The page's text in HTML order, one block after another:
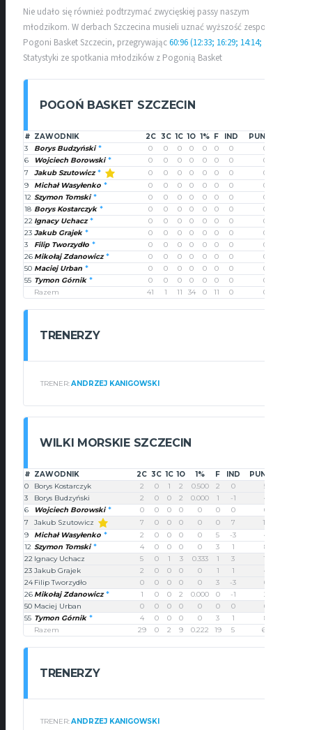
Nie udało się również podtrzymać zwycięskiej passy naszym
młodzikom. W derbach Szczecina musieli uznać wyższość zespołu
Pogoni Basket Szczecin, przegrywając60:96 (12:33; 16:29; 14:14; 18:20)
Statystyki ze spotkania młodzików z Pogonią Basket
POGOŃ BASKET SZCZECIN
# ZAWODNIK 2C 3C 1C 1O 1% F IND
PUNKTY
3
Borys Budzyński 0 0 0 0 0 0 0
0
6
Wojciech Borowski 0 0 0 0 0 0 0
0
7
Jakub Szutowicz 0 0 0 0 0 0 0
0
9
Michał Wasyłenko 0 0 0 0 0 0 0
0
12 Szymon Tomski 0 0 0 0 0 0 0
0
18 Borys Kostarczyk 0 0 0 0 0 0 0
0
22 Ignacy Uchacz 0 0 0 0 0 0 0
0
23 Jakub Grajek 0 0 0 0 0 0 0
0
3
Filip Tworzydło 0 0 0 0 0 0 0
0
26 Mikołaj Zdanowicz 0 0 0 0 0 0 0
0
50 Maciej Urban 0 0 0 0 0 0 0
0
55 Tymon Górnik 0 0 0 0 0 0 0
0
Razem
41 1 11 34 0 11 0 0
TRENERZY
TRENER:ANDRZEJ KANIGOWSKI
WILKI MORSKIE SZCZECIN
# ZAWODNIK 2C 3C 1C 1O 1% F IND
PUNKTY
0
Borys Kostarczyk 2 0 1 2 0.500 2 0
5
3
Borys Budzyński 2 0 0 2 0.000 1 -1
4
6
Wojciech Borowski 0 0 0 0 0 0 0
0
7
Jakub Szutowicz 7 0 0 0 0 0 7
14
9
Michał Wasyłenko 2 0 0 0 0 5 -3
4
12 Szymon Tomski 4 0 0 0 0 3 1
8
22 Ignacy Uchacz 5 0 1 3 0.333 1 3
11
23 Jakub Grajek 2 0 0 0 0 1 1
4
24 Filip Tworzydło 0 0 0 0 0 3 -3
0
26 Mikołaj Zdanowicz 1 0 0 2 0.000 0 -1
2
50 Maciej Urban 0 0 0 0 0 0 0
0
55 Tymon Górnik 4 0 0 0 0 3 1
8
Razem
29 0 2 9 0.222 19 5 60
TRENERZY
TRENER:ANDRZEJ KANIGOWSKI